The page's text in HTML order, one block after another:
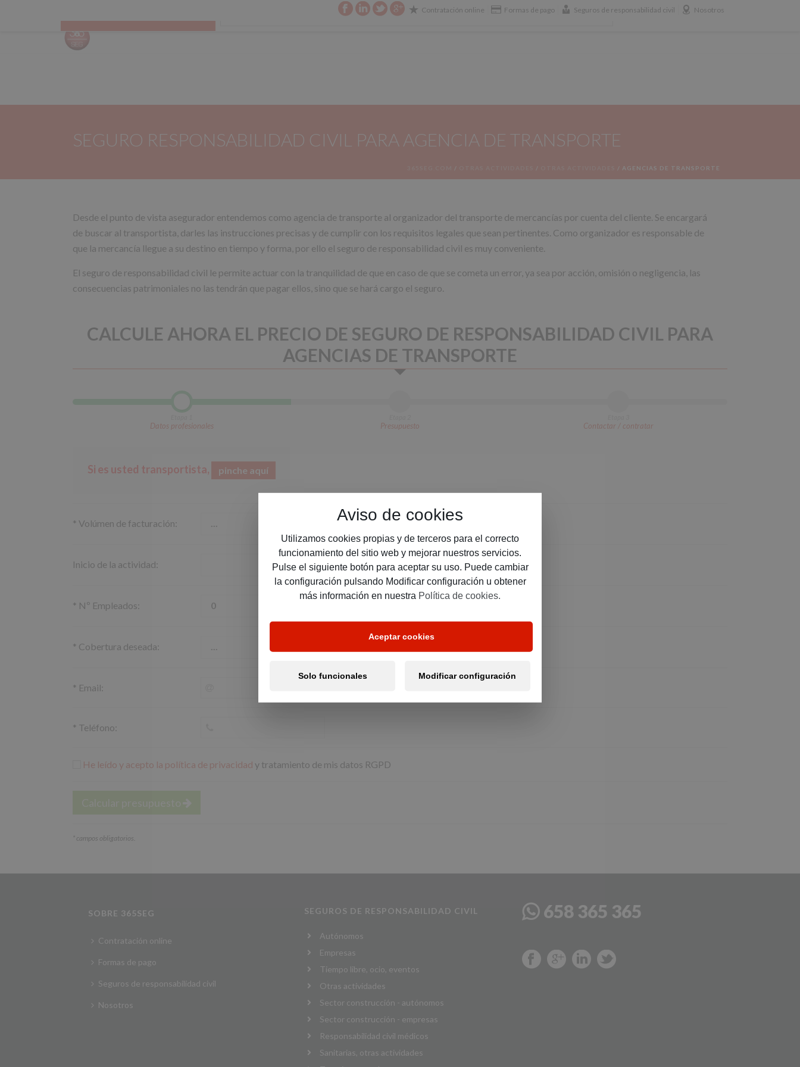
Aviso de cookies
Utilizamos cookies propias y de terceros para el correcto
funcionamiento del sitio web y mejorar nuestros servicios.
Pulse el siguiente botón para aceptar su uso. Puede cambiar
la configuración pulsando Modificar configuración u obtener
más información en nuestra Política de cookies.
Aceptar cookies
Solo funcionales Modificar configuración
Contratación online Formas de pago Seguros de responsabilidad civil Nosotros
658 365 365
CIBERSEGURIDAD CONTACTO BLOG
SEGURO RESPONSABILIDAD CIVIL PARA AGENCIA DE TRANSPORTE
/ / / AGENCIAS DE TRANSPORTE
Desde el punto de vista asegurador entendemos como agencia de transporte al organizador del transporte de mercancías por cuenta del cliente. Se encargará
de buscar al transportista, darles las instrucciones precisas y de cumplir con los requisitos legales que sean pertinentes. Como organizador es responsable de
que la mercancía llegue a su destino en tiempo y forma, por ello el seguro de responsabilidad civil es muy conveniente.
El seguro de responsabilidad civil le permite actuar con la tranquilidad de que en caso de que se cometa un error, ya sea por acción, omisión o negligencia, las
consecuencias patrimoniales no las tendrán que pagar ellos, sino que se hará cargo el seguro.
CALCULE AHORA EL PRECIO DE SEGURO DE RESPONSABILIDAD CIVIL PARA
AGENCIAS DE TRANSPORTE
Datos profesionales Presupuesto Contactar / contratar
Si es usted transportista, pinche aquí
* Volúmen de facturación:
Inicio de la actividad:
* Nº Empleados:
* Cobertura deseada:
* Email:
* Teléfono:
He leído y acepto la política de privacidad y tratamiento de mis datos RGPD
* campos obligatorios.
SOBRE 365SEG
Contratación online
Formas de pago
Seguros de responsabilidad civil
Nosotros
SEGUROS DE RESPONSABILIDAD CIVIL
Autónomos
Empresas
Tiempo libre, ocio, eventos
Otras actividades
Sector construcción - autónomos
Sector construcción - empresas
Responsabilidad civil médicos
Sanitarias, otras actividades
658 365 365